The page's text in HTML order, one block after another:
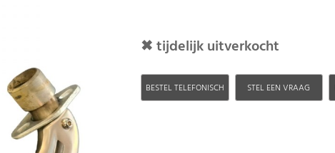
✖ tijdelijk uitverkocht
BESTEL TELEFONISCH STEL EEN VRAAG